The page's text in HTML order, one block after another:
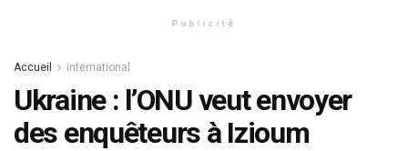
Publicité
Accueil international
Ukraine : l’ONU veut envoyer
des enquêteurs à Izioum